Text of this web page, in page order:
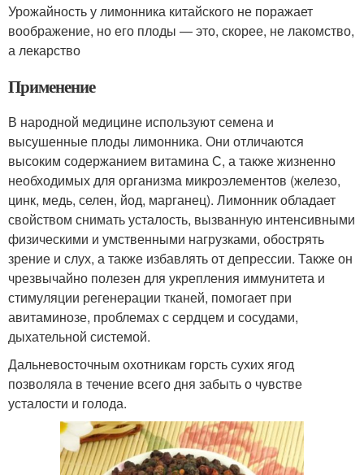
Урожайность у лимонника китайского не поражает
воображение, но его плоды — это, скорее, не лакомство,
а лекарство
Применение
В народной медицине используют семена и
высушенные плоды лимонника. Они отличаются
высоким содержанием витамина С, а также жизненно
необходимых для организма микроэлементов (железо,
цинк, медь, селен, йод, марганец). Лимонник обладает
свойством снимать усталость, вызванную интенсивными
физическими и умственными нагрузками, обострять
зрение и слух, а также избавлять от депрессии. Также он
чрезвычайно полезен для укрепления иммунитета и
стимуляции регенерации тканей, помогает при
авитаминозе, проблемах с сердцем и сосудами,
дыхательной системой.
Дальневосточным охотникам горсть сухих ягод
позволяла в течение всего дня забыть о чувстве
усталости и голода.